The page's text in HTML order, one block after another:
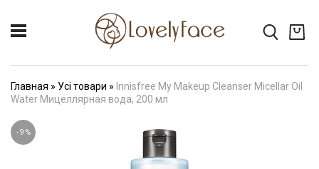
Главная » Усі товари » Innisfree My Makeup Cleanser Micellar Oil
Water Мицеллярная вода, 200 мл
-9 %